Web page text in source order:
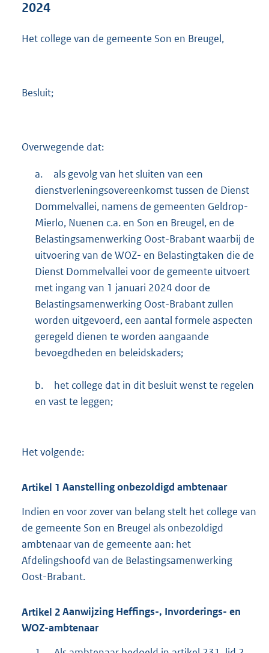
3
2024
Het college van de gemeente Son en Breugel,
Besluit;
Overwegende dat:
a.
als gevolg van het sluiten van een
dienstverleningsovereenkomst tussen de Dienst
Dommelvallei, namens de gemeenten Geldrop-
Mierlo, Nuenen c.a. en Son en Breugel, en de
Belastingsamenwerking Oost-Brabant waarbij de
uitvoering van de WOZ- en Belastingtaken die de
Dienst Dommelvallei voor de gemeente uitvoert
met ingang van 1 januari 2024 door de
Belastingsamenwerking Oost-Brabant zullen
worden uitgevoerd, een aantal formele aspecten
geregeld dienen te worden aangaande
bevoegdheden en beleidskaders;
b.
het college dat in dit besluit wenst te regelen
en vast te leggen;
Het volgende:
Artikel 1 Aanstelling onbezoldigd ambtenaar
Indien en voor zover van belang stelt het college van
de gemeente Son en Breugel als onbezoldigd
ambtenaar van de gemeente aan: het
Afdelingshoofd van de Belastingsamenwerking
Oost-Brabant.
Artikel 2Aanwijzing Heffings-, Invorderings- en
WOZ-ambtenaar